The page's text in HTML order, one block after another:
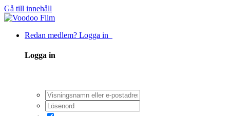
Gå till innehåll
Redan medlem? Logga in
Logga in